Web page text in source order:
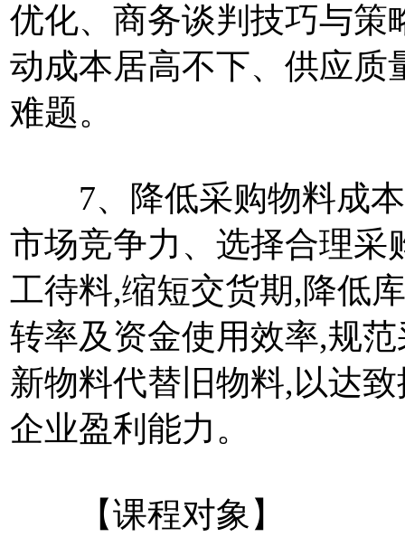
优化、商务谈判技巧与策
动成本居高不下、供应质
难题。
7、降低采购物料成本
市场竞争力、选择合理采
工待料,缩短交货期,降低
转率及资金使用效率,规
新物料代替旧物料,以达
企业盈利能力。
【课程对象】